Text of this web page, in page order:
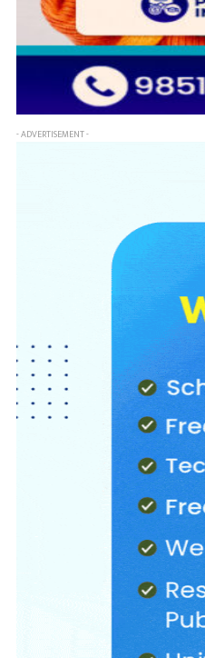
- ADVERTISEMENT -